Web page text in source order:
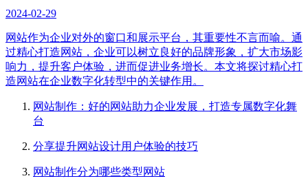
2024-02-29
网站作为企业对外的窗口和展示平台，其重要性不言而喻。通
过精心打造网站，企业可以树立良好的品牌形象，扩大市场影
响力，提升客户体验，进而促进业务增长。本文将探讨精心打
造网站在企业数字化转型中的关键作用。
网站制作：好的网站助力企业发展，打造专属数字化舞
台
分享提升网站设计用户体验的技巧
网站制作分为哪些类型网站